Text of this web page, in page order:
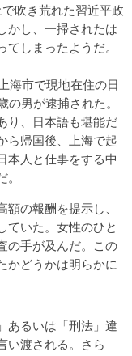
吹き荒れた習近平政
かし、一掃されたは
しまったようだ。
海市で現地在住の日
男が逮捕された。
り、日本語も堪能だ
ら帰国後、上海で起
本人と仕事をする中
の報酬を提示し、
ていた。女性のひと
の手が及んだ。この
かどうかは明らかに
あるいは「刑法」違
い渡される。さら